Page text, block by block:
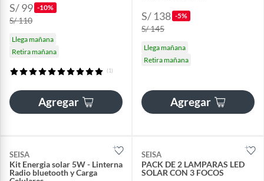
S/ 99 -10%
S/ 110
Llega mañana
Retira mañana
(1)
Agregar
S/ 138 -5%
S/ 145
Llega mañana
Retira mañana
Agregar
SEISA
Kit Energia solar 5W - Linterna
Radio bluetooth y Carga
SEISA
PACK DE 2 LAMPARAS LED
SOLAR CON 3 FOCOS